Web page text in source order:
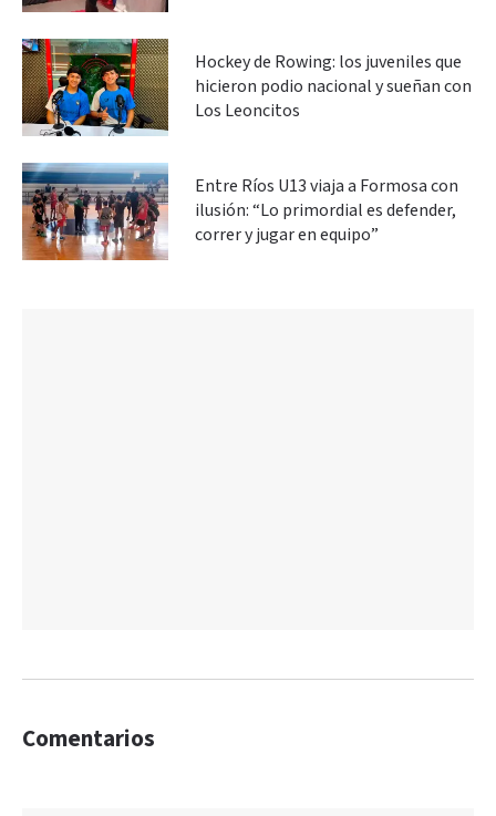
Hockey de Rowing: los juveniles que
hicieron podio nacional y sueñan con
Los Leoncitos
Entre Ríos U13 viaja a Formosa con
ilusión: “Lo primordial es defender,
correr y jugar en equipo”
Comentarios